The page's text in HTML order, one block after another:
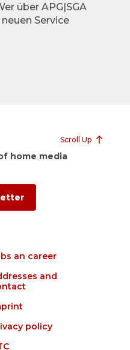
über APG|SGA
Service
Scroll Up
home media
an career
and
policy